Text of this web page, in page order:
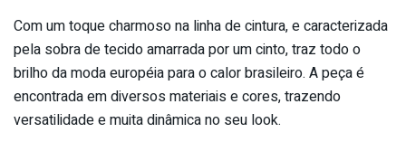
Com um toque charmoso na linha de cintura, e caracterizada
pela sobra de tecido amarrada por um cinto, traz todo o
brilho da moda européia para o calor brasileiro. A peça é
encontrada em diversos materiais e cores, trazendo
versatilidade e muita dinâmica no seu look.